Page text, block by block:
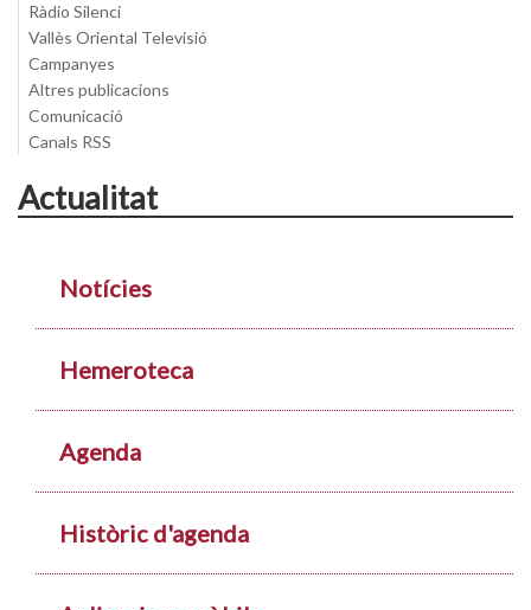
Ràdio Silenci
Vallès Oriental Televisió
Campanyes
Altres publicacions
Comunicació
Canals RSS
Actualitat
Notícies
Hemeroteca
Agenda
Històric d'agenda